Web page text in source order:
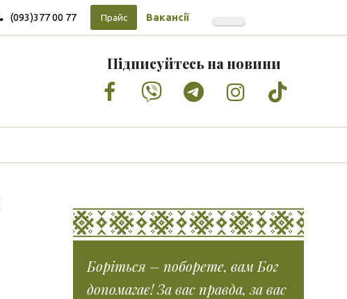
(093)377 00 77 Прайс Вакансії
Підписуйтесь на новини
Facebook
VimeoTumblrInstagram
Tiktok
Боріться – поборете, вам Бог
допомагає! За вас правда, за вас